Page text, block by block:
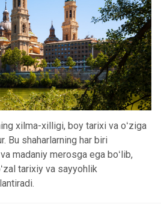
xilma-xilligi, boy tarixi va oʻziga
Bu shaharlarning har biri
madaniy merosga ega boʻlib,
tarixiy va sayyohlik